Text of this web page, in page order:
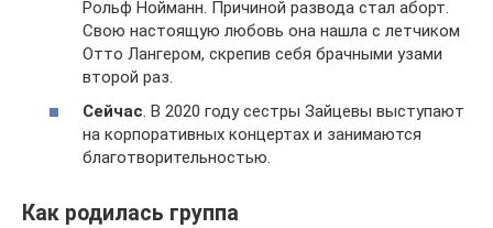
Рольф Нойманн. Причиной развода стал аборт.
Свою настоящую любовь она нашла с летчиком
Отто Лангером, скрепив себя брачными узами
второй раз.
Сейчас. В 2020 году сестры Зайцевы выступают
на корпоративных концертах и занимаются
благотворительностью.
Как родилась группа